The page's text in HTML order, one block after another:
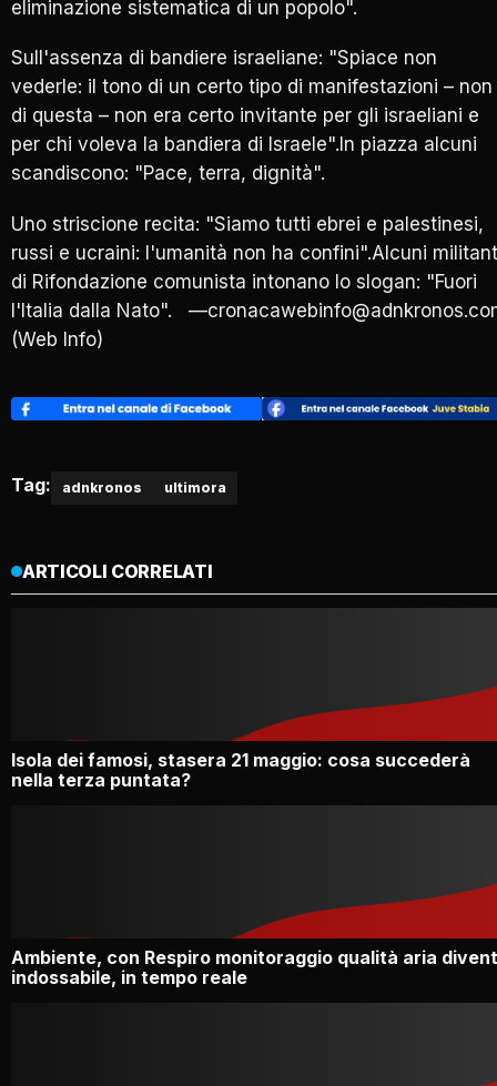
eliminazione sistematica di un popolo".
Sull'assenza di bandiere israeliane: "Spiace non
vederle: il tono di un certo tipo di manifestazioni – non
di questa – non era certo invitante per gli israeliani e
per chi voleva la bandiera di Israele".In piazza alcuni
scandiscono: "Pace, terra, dignità".
Uno striscione recita: "Siamo tutti ebrei e palestinesi,
russi e ucraini: l'umanità non ha confini".Alcuni
di Rifondazione comunista intonano lo slogan: "Fuori
l'Italia dalla Nato".
(Web Info)
Tag: adnkronos ultimora
ARTICOLI CORRELATI
Isola dei famosi, stasera 21 maggio: cosa succederà
nella terza puntata?
Ambiente, con Respiro monitoraggio qualità aria
indossabile, in tempo reale